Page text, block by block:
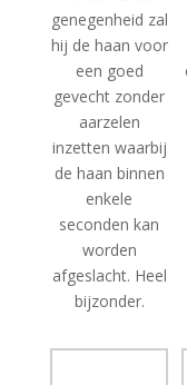
een goed
gevecht zonder
aarzelen
inzetten waarbij
de haan binnen
enkele
seconden kan
worden
afgeslacht. Heel
bijzonder.